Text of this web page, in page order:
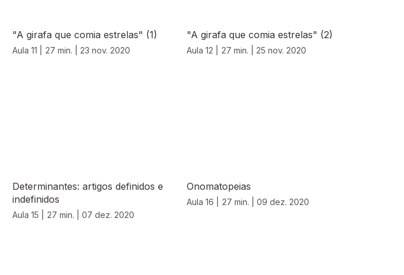
"A girafa que comia estrelas" (1)
Aula 11 | 27 min. | 23 nov. 2020
"A girafa que comia estrelas" (2)
Aula 12 | 27 min. | 25 nov. 2020
Determinantes: artigos definidos e
indefinidos
Aula 15 | 27 min. | 07 dez. 2020
Onomatopeias
Aula 16 | 27 min. | 09 dez. 2020